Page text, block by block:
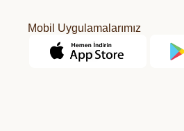
Mobil Uygulamalarımız